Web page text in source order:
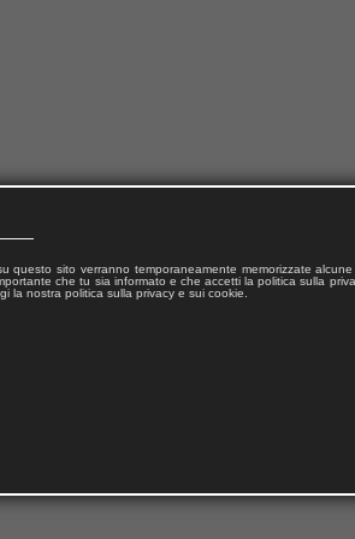
lode, pubblica la sua prima raccolta di
vincitore premio “Le Stanze del Tempo” 2014
contemporanea dell’Università di Bologna.
di Toronto come lettore e assistente.
questo sito verranno temporaneamente memorizzate alcune
che tu sia informato e che accetti la politica sulla
la nostra politica sulla privacy e sui cookie.